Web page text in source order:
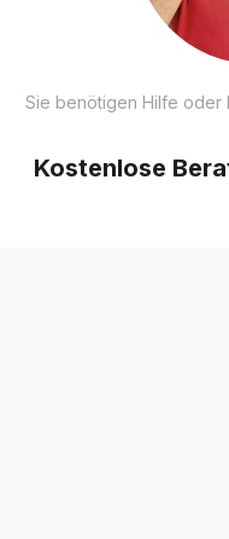
Sie benötigen Hilfe oder
Kostenlose